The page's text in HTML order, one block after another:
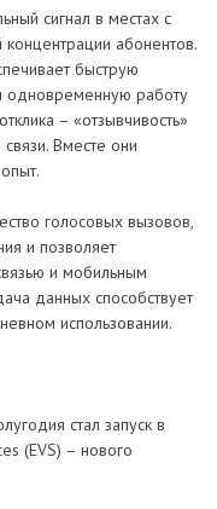
сигнал в местах с
абонентов.
быструю
одновременную работу
– «отзывчивость»
Вместе они
голосовых вызовов,
и позволяет
и мобильным
данных способствует
использовании.
стал запуск в
(EVS) – нового